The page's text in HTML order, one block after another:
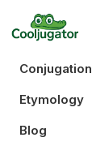
Conjugation
Etymology
Blog